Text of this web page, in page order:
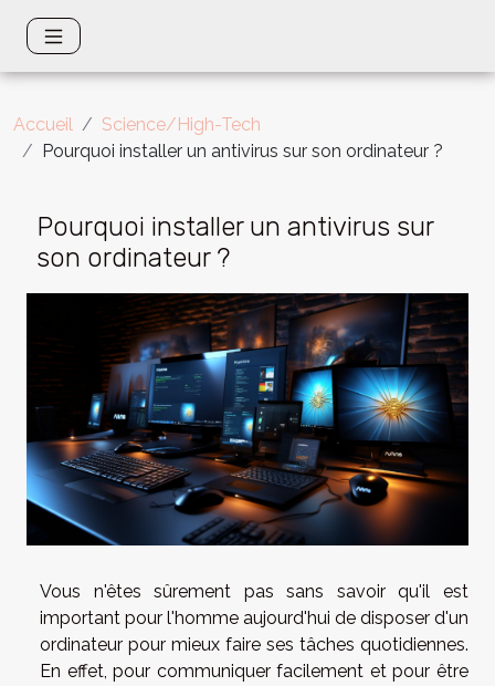
Accueil
Science/High-Tech
Pourquoi installer un antivirus sur son ordinateur ?
Pourquoi installer un antivirus sur
son ordinateur ?
Vous n'êtes sûrement pas sans savoir qu'il est
important pour l'homme aujourd'hui de disposer d'un
ordinateur pour mieux faire ses tâches quotidiennes.
En effet, pour communiquer facilement et pour être